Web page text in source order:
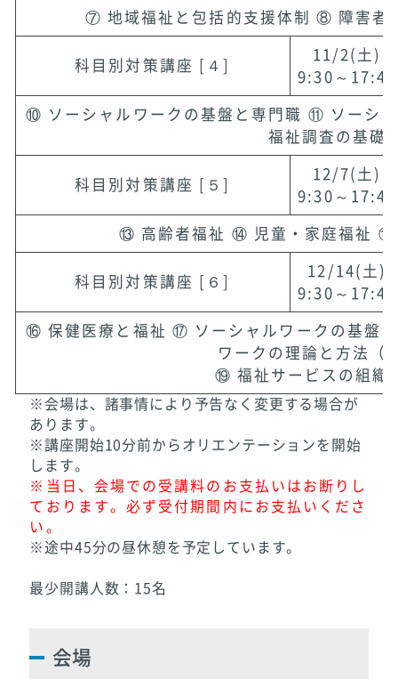
⑦ 地域福祉と包括的支援体制 ⑧ 障害者
科目別対策講座 [４]
11/2(土)
9:30～17:45
⑩ ソーシャルワークの基盤と専門職 ⑪ ソーシ
福祉調査の基礎
科目別対策講座 [５]
12/7(土)
9:30～17:45
⑬ 高齢者福祉 ⑭ 児童・家庭福祉 ⑮
科目別対策講座 [６]
12/14(土)
9:30～17:45
⑯ 保健医療と福祉 ⑰ ソーシャルワークの基盤
ワークの理論と方法（
⑲ 福祉サービスの組織
※会場は、諸事情により予告なく変更する場合が
あります。
※講座開始10分前からオリエンテーションを開始
します。
※当日、会場での受講料のお支払いはお断りし
ております。必ず受付期間内にお支払いくださ
い。
※途中45分の昼休憩を予定しています。
最少開講人数：15名
会場